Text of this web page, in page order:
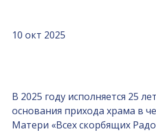
10 окт 2025
В 2025 году исполняется 25
основания прихода храма в
Матери «Всех скорбящих